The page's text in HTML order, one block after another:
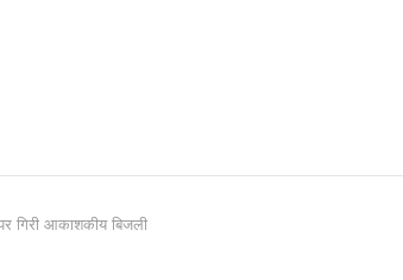
गिरी आकाशकीय बिजली